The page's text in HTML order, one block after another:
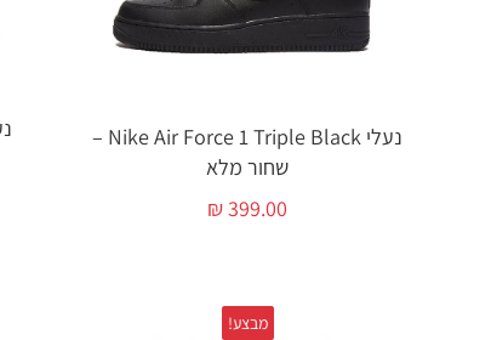
נעלי Nike Air Force 1 Triple Black –
שחור מלא
₪399.00
מבצע!